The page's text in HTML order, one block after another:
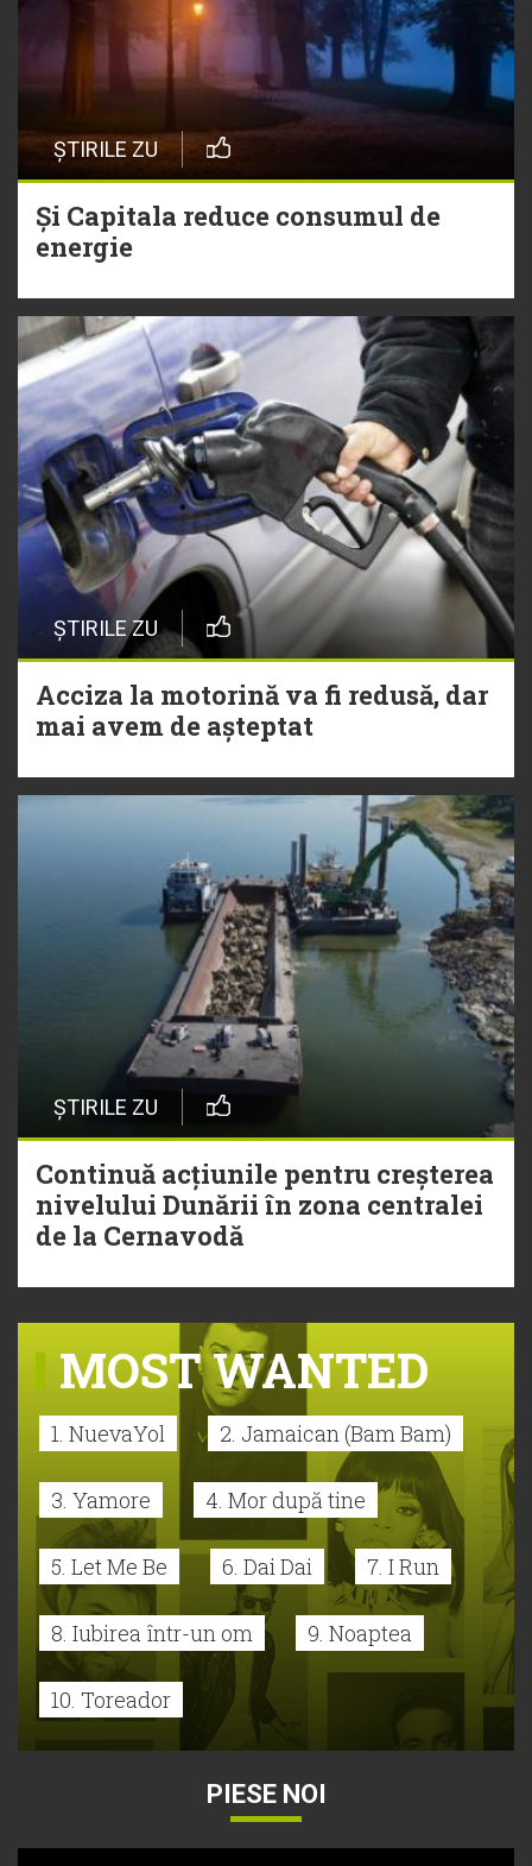
ȘTIRILE ZU
Și Capitala reduce consumul de
energie
ȘTIRILE ZU
Acciza la motorină va fi redusă, dar
mai avem de așteptat
ȘTIRILE ZU
Continuă acțiunile pentru creșterea
nivelului Dunării în zona centralei
de la Cernavodă
MOST WANTED
1. NuevaYol 2. Jamaican (Bam Bam)
3. Yamore 4. Mor după tine
5. Let Me Be 6. Dai Dai 7. I Run
8. Iubirea într-un om 9. Noaptea
10. Toreador
PIESE NOI